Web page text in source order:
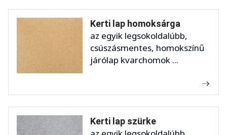
Kerti lap homoksárga
az egyik legsokoldalúbb,
csúszásmentes, homokszínű
járólap kvarchomok ...
Kerti lap szürke